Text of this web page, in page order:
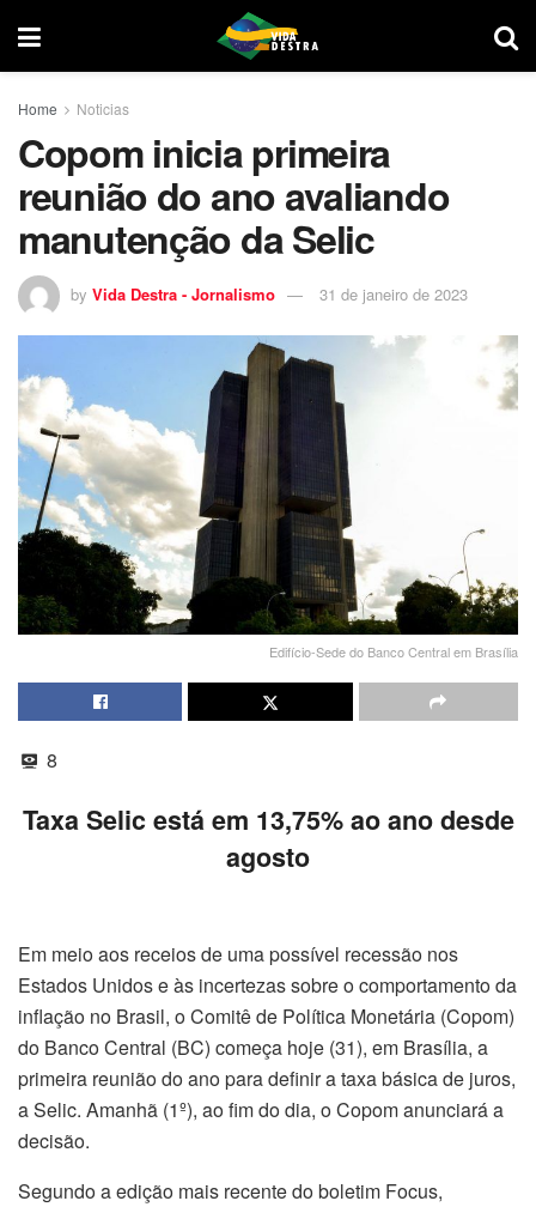
Home Noticias
Copom inicia primeira
reunião do ano avaliando
manutenção da Selic
by Vida Destra - Jornalismo 31 de janeiro de 2023
Edifício-Sede do Banco Central em Brasília
8
Taxa Selic está em 13,75% ao ano desde
agosto
Em meio aos receios de uma possível recessão nos
Estados Unidos e às incertezas sobre o comportamento da
inflação no Brasil, o Comitê de Política Monetária (Copom)
do Banco Central (BC) começa hoje (31), em Brasília, a
primeira reunião do ano para definir a taxa básica de juros,
a Selic. Amanhã (1º), ao fim do dia, o Copom anunciará a
decisão.
Segundo a edição mais recente do boletim Focus,